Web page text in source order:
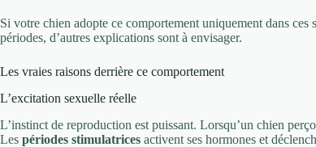
Si votre chien adopte ce comportement uniquement dans
périodes, d’autres explications sont à envisager.
Les vraies raisons derrière ce comportement
L’excitation sexuelle réelle
L’instinct de reproduction est puissant. Lorsqu’un chien
Les périodes stimulatrices activent ses hormones et